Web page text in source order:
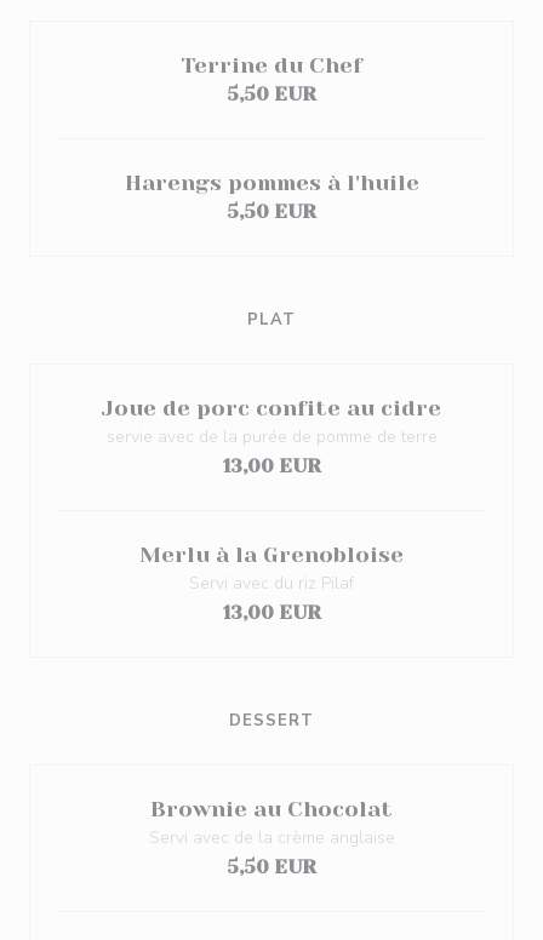
Terrine du Chef
5,50 EUR
Harengs pommes à l'huile
5,50 EUR
PLAT
Joue de porc confite au cidre
servie avec de la purée de pomme de terre
13,00 EUR
Merlu à la Grenobloise
Servi avec du riz Pilaf
13,00 EUR
DESSERT
Brownie au Chocolat
Servi avec de la crème anglaise
5,50 EUR